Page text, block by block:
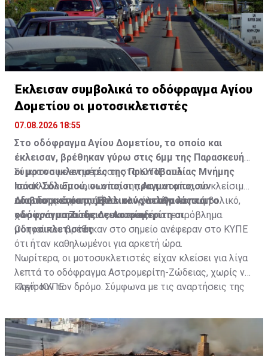
Έκλεισαν συμβολικά το οδόφραγμα Αγίου
Δομετίου οι μοτοσικλετιστές
07.08.2026 18:55
Στο οδόφραγμα Αγίου Δομετίου, το οποίο και
έκλεισαν, βρέθηκαν γύρω στις 6μμ της Παρασκευής
οι μοτοσυκλετιστές της Πρωτοβουλίας Μνήμης
Ισάακ-Σολωμού, οι οποίοι πραγματοποιούν
οδοιπορικό σε συμβολικούς σταθμούς και
οδοφράγματα της Λευκωσίας.
Σύμφωνα με ενημέρωση στο ΚΥΠΕ από
τον Κλάδο Επικοινωνίας της Αστυνομίας, το κλείσιμο
του οδοφράγματος ήταν ολιγόλεπτο και συμβολικό,
χωρίς να παρουσιαστεί οποιοδήποτε πρόβλημα.
Διαβάστε επίσης:Έκλεισαν για λίγα λεπτά το
οδόφραγμα Ζώδειας-Αστρομερίτη οι
μοτοσικλετιστές
Οδηγοί που βρέθηκαν στο σημείο ανέφεραν στο ΚΥΠΕ
ότι ήταν καθηλωμένοι για αρκετή ώρα.
Νωρίτερα, οι μοτοσυκλετιστές είχαν κλείσει για λίγα
λεπτά το οδόφραγμα Αστρομερίτη-Ζώδειας, χωρίς να
κλείσουν τον δρόμο. Σύμφωνα με τις αναρτήσεις της
Τύμβο Μακεδονίτισσας, πριν φτάσουν στο οδόφραγμα
Αγίου Δομετίου.
Πηγή: ΚΥΠΕ